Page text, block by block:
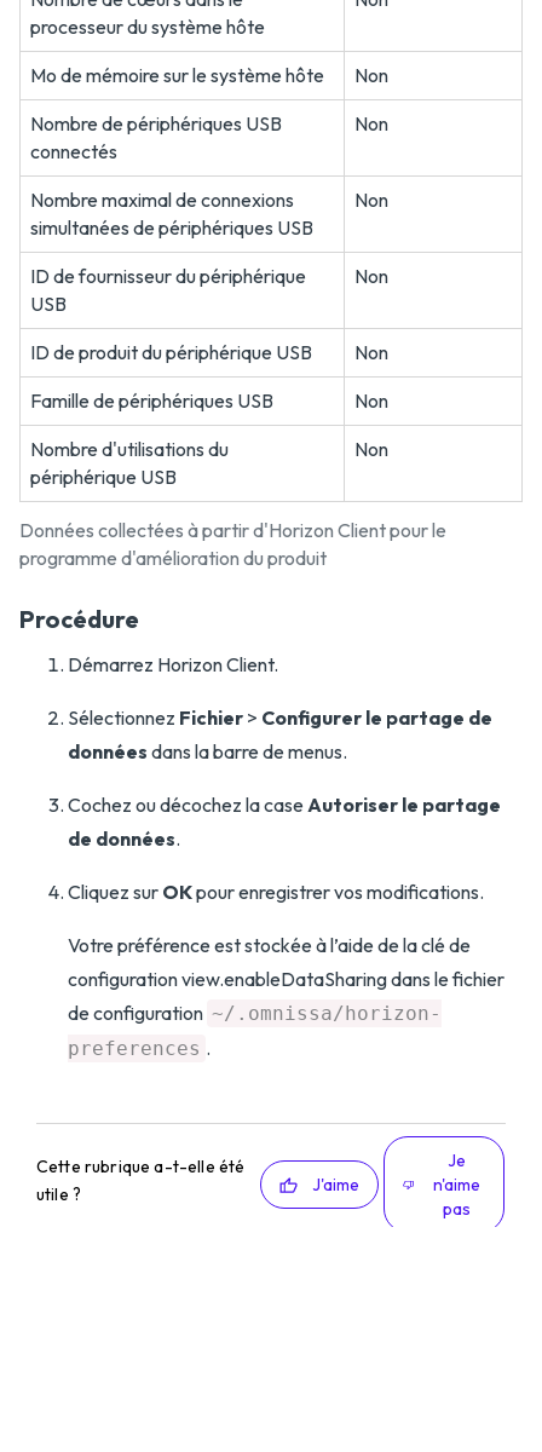
Données collectées à partir d'Horizon Client pour le
programme d'amélioration du produit
processeur du système hôte
Mo de mémoire sur le système hôte
Non
Nombre de périphériques USB
connectés
Non
Nombre maximal de connexions
simultanées de périphériques USB
Non
ID de fournisseur du périphérique
USB
Non
ID de produit du périphérique USB
Non
Famille de périphériques USB
Non
Nombre d'utilisations du
périphérique USB
Non
Procédure
Démarrez Horizon Client.
Sélectionnez Fichier > Configurer le partage de
données dans la barre de menus.
Cochez ou décochez la caseAutoriser le partage
de données.
Cliquez sur OKpour enregistrer vos modifications.
Votre préférence est stockée à l’aide de la clé de
configuration view.enableDataSharing dans le fichier
de configuration ~/.omnissa/horizon-
preferences .
Cette rubrique a-t-elle été
utile ?
J'aime
Je
n'aime
pas